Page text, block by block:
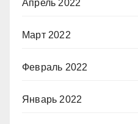
Апрель 2022
Март 2022
Февраль 2022
Январь 2022